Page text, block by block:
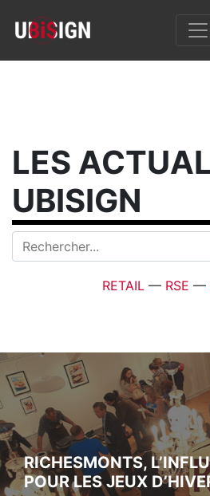
LES
UBISIGN
RETAIL — RSE —
RICHESMONTS,
POUR LES JEUX